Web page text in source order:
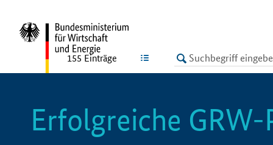
LISTE
155 Einträge
Erfolgreiche